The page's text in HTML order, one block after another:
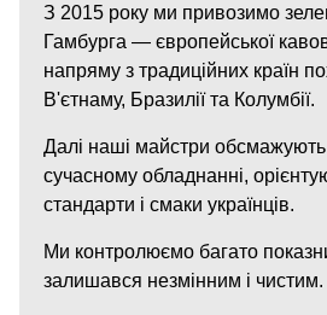
З 2015 року ми привозимо
Гамбурга — європейської
напряму з традиційних країн
В'єтнаму, Бразилії та Колумбії.
Далі наші майстри обсмажують
сучасному обладнанні,
стандарти і смаки українців.
Ми контролюємо багато
залишався незмінним і чистим.